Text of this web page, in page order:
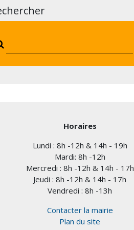
Horaires
Lundi : 8h -12h & 14h - 19h
Mardi: 8h -12h
Mercredi : 8h -12h & 14h - 17h
Jeudi : 8h -12h & 14h - 17h
Vendredi : 8h -13h
Contacter la mairie
Plan du site